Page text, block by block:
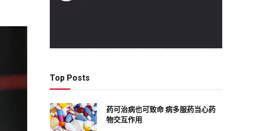
Top Posts
药可治病也可致命 病多服药当心药
物交互作用